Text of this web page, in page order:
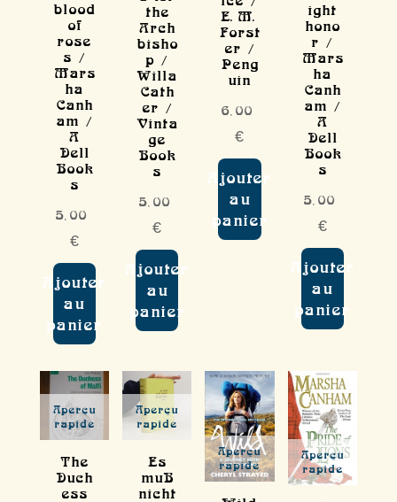
blood
of
rose
s /
Mars
ha
Canh
am /
A
Dell
Book
s
5,00
€
Ajouter
au
panier
the
Arch
bisho
p /
Willa
Cath
er /
Vinta
ge
Book
s
5,00
€
Ajouter
au
panier
E.M.
Forst
er /
Peng
uin
6,00
€
Ajouter
au
panier
ight
hono
r /
Mars
ha
Canh
am /
A
Dell
Book
s
5,00
€
Ajouter
au
panier
Aperçu
rapide
The
Duch
ess
Aperçu
rapide
Es
muB
nicht
Aperçu
rapide
Aperçu
rapide